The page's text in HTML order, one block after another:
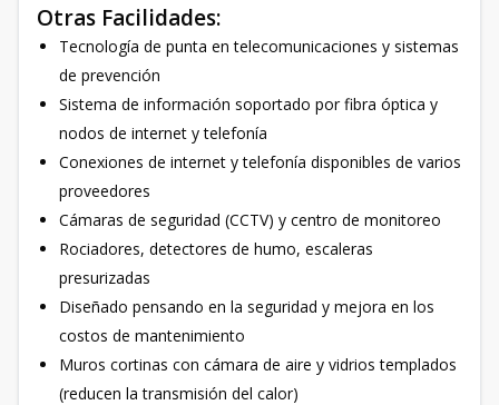
Otras Facilidades:
Tecnología de punta en telecomunicaciones y sistemas
de prevención
Sistema de información soportado por fibra óptica y
nodos de internet y telefonía
Conexiones de internet y telefonía disponibles de varios
proveedores
Cámaras de seguridad (CCTV) y centro de monitoreo
Rociadores, detectores de humo, escaleras
presurizadas
Diseñado pensando en la seguridad y mejora en los
costos de mantenimiento
Muros cortinas con cámara de aire y vidrios templados
(reducen la transmisión del calor)